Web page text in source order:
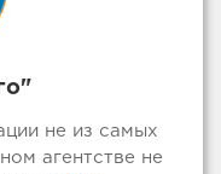
не из самых
агентстве не